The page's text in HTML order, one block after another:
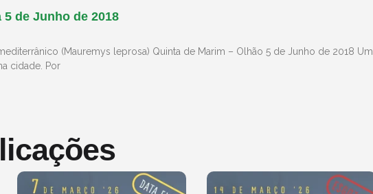
de Junho de 2018
(Mauremys leprosa) Quinta de Marim – Olhão 5 de Junho de 2018 Um
cidade. Por